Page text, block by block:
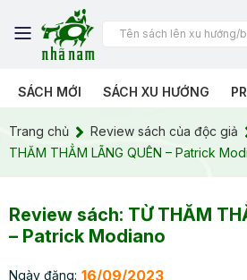
SÁCH MỚI SÁCH XU HƯỚNG
Trang chủ Review sách của độc giả
THĂM THẲM LÃNG QUÊN – Patrick
Review sách: TỪ THĂM
– Patrick Modiano
Ngày đăng: 16/09/2023